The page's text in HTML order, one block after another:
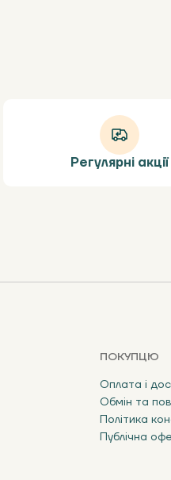
Регулярні акції
ПОКУПЦЮ
Оплата і
Обмін та
Політика
Публічна